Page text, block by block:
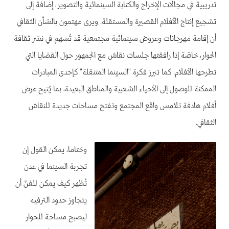
تدريبية في مجالات الإخراج والكتابة السينمائية والتصوير، إضافة إلى
تشجيع إنتاج الأفلام القصيرة والمستقلة. ويرى مهتمون بالشأن الثقافي
أن إقامة مهرجانات وعروض سينمائية مجتمعية قد تُسهم في نشر ثقافة
الحوار، خاصّة إذا رافقتها جلسات نقاش مع الجمهور حول القضايا التي
تطرحها الأفلام. كما تبرز فكرة "السينما المتنقلة" كإحدى المبادرات
الممكنة للوصول إلى الأحياء الشعبية والمناطق البعيدة، بما يُتيح عرض
أفلام هادفة تلامس واقع المجتمع وتفتح مساحات جديدة للنقاش
الثقافي.
وختاما، يمكن القول إن
تجربة السينما في عدن
تُظهر كيف يمكن للفنّ أن
يتجاوز حدود الترفيه
ليصبح مساحة للحوار